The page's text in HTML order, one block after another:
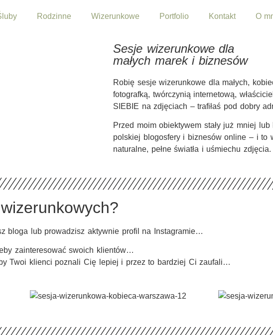
Rodzinne Wizerunkowe Portfolio Kontakt O
Sesje wizerunkowe dla
małych marek i biznesów
Robię sesje wizerunkowe dla małych,
fotografką, twórczynią internetową,
SIEBIE na zdjęciach – trafiłaś pod dobry
Przed moim obiektywem stały już mniej
polskiej blogosfery i biznesów online – i to
naturalne, pełne światła i uśmiechu zdjęcia.
bloga lub prowadzisz aktywnie profil na Instagramie…
zainteresować swoich klientów…
Twoi klienci poznali Cię lepiej i przez to bardziej Ci zaufali…